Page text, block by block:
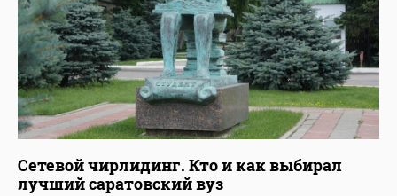
Сетевой чирлидинг. Кто и как выбирал
лучший саратовский вуз